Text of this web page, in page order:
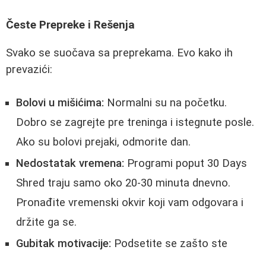
Česte Prepreke i Rešenja
Svako se suočava sa preprekama. Evo kako ih
prevazići:
Bolovi u mišićima: Normalni su na početku.
Dobro se zagrejte pre treninga i istegnute posle.
Ako su bolovi prejaki, odmorite dan.
Nedostatak vremena: Programi poput 30 Days
Shred traju samo oko 20-30 minuta dnevno.
Pronađite vremenski okvir koji vam odgovara i
držite ga se.
Gubitak motivacije: Podsetite se zašto ste